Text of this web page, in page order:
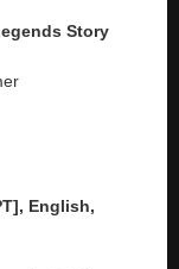
Story
English,